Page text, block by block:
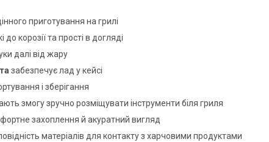
приготування на грилі
до корозії та прості в догляді
далі від жару
забезпечує лад у кейсі
і зберігання
змогу зручно розміщувати інструменти біля гриля
захоплення й акуратний вигляд
матеріалів для контакту з харчовими продуктами